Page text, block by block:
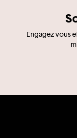
Engagez-vous